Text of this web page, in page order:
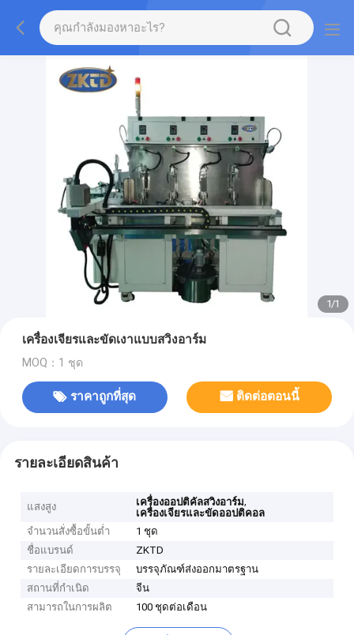
1/1
เครื่องเจียรและขัดเงาแบบสวิงอาร์ม
MOQ：1 ชุด
ราคาถูกที่สุด ติดต่อตอนนี้
รายละเอียดสินค้า
แสงสูง เครื่องออปติคัลสวิงอาร์ม,
เครื่องเจียรและขัดออปติคอล
จำนวนสั่งซื้อขั้นต่ำ
1 ชุด
ชื่อแบรนด์
ZKTD
รายละเอียดการบรรจุ
บรรจุภัณฑ์ส่งออกมาตรฐาน
สถานที่กำเนิด
จีน
สามารถในการผลิต
100 ชุดต่อเดือน